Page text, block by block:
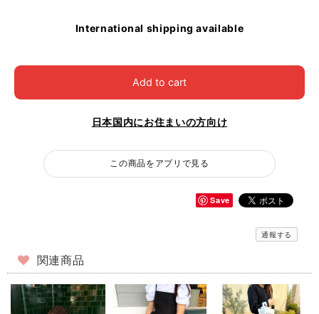
International shipping available
Add to cart
日本国内にお住まいの方向け
この商品をアプリで見る
Save
通報する
関連商品